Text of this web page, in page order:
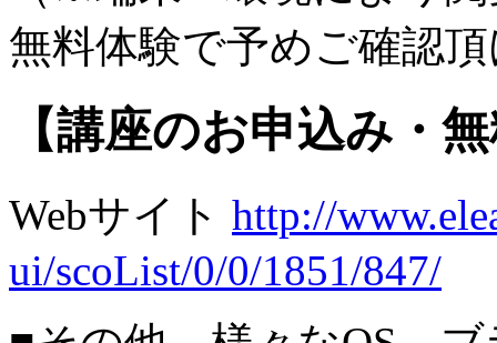
無料体験で予めご確認
【講座のお申込み・
Webサイト http://
ui/scoList/0/0/1851/847/